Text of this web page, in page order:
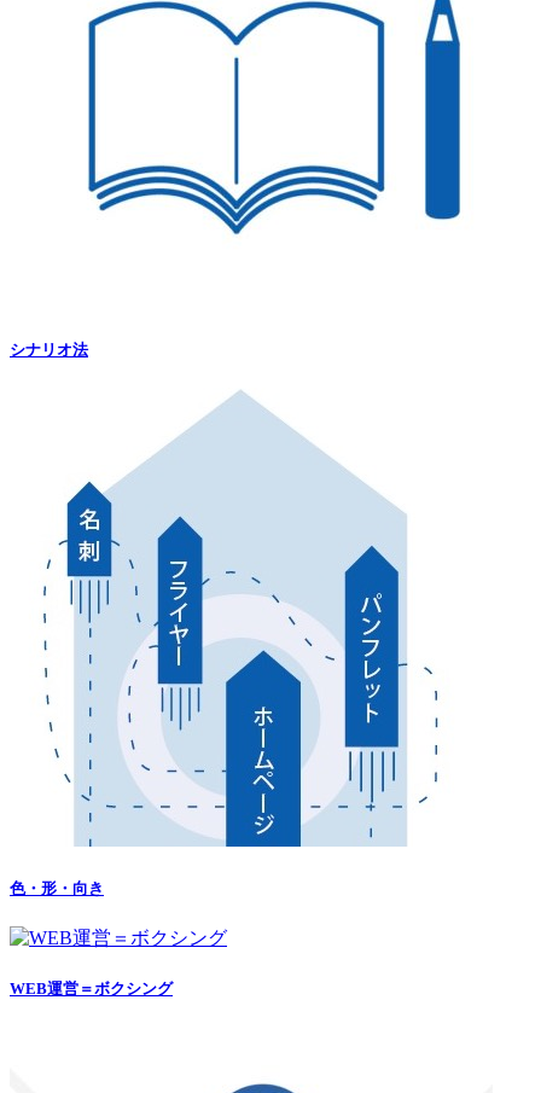
シナリオ法
色・形・向き
WEB運営＝ボクシング